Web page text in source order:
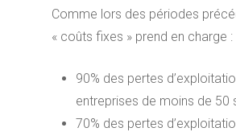
Comme lors des périodes
« coûts fixes » prend en charge :
90% des pertes
entreprises de moins de 50
70% des pertes